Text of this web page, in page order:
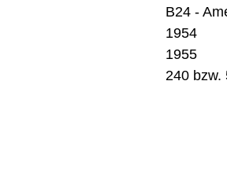
B24 -
1954
1955
240 bzw.